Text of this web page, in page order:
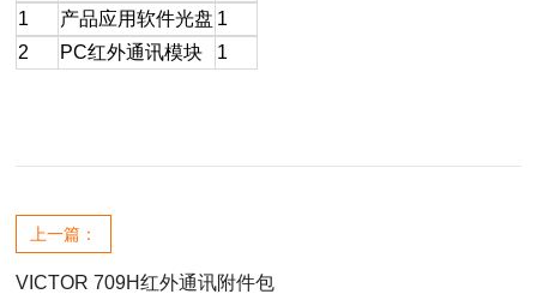
1
产品应用软件光盘 1
2
PC红外通讯模块 1
上一篇：
VICTOR 709H红外通讯附件包